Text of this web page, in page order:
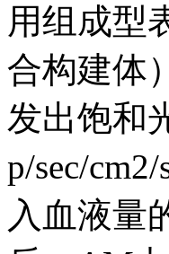
用组成型
合构建体
发出饱和
p/sec/
入血液量